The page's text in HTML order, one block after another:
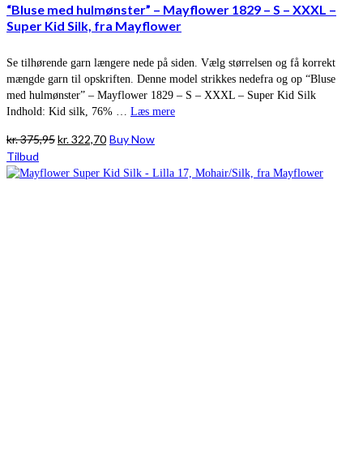
“Bluse med hulmønster” – Mayflower 1829 – S – XXXL –
Super Kid Silk, fra Mayflower
Se tilhørende garn længere nede på siden. Vælg størrelsen og få korrekt
mængde garn til opskriften. Denne model strikkes nedefra og op “Bluse
med hulmønster” – Mayflower 1829 – S – XXXL – Super Kid Silk
Indhold: Kid silk, 76% … Læs mere
kr.375,95Den
pris
kr.322,70Den
pris
Buy Now
Tilbud